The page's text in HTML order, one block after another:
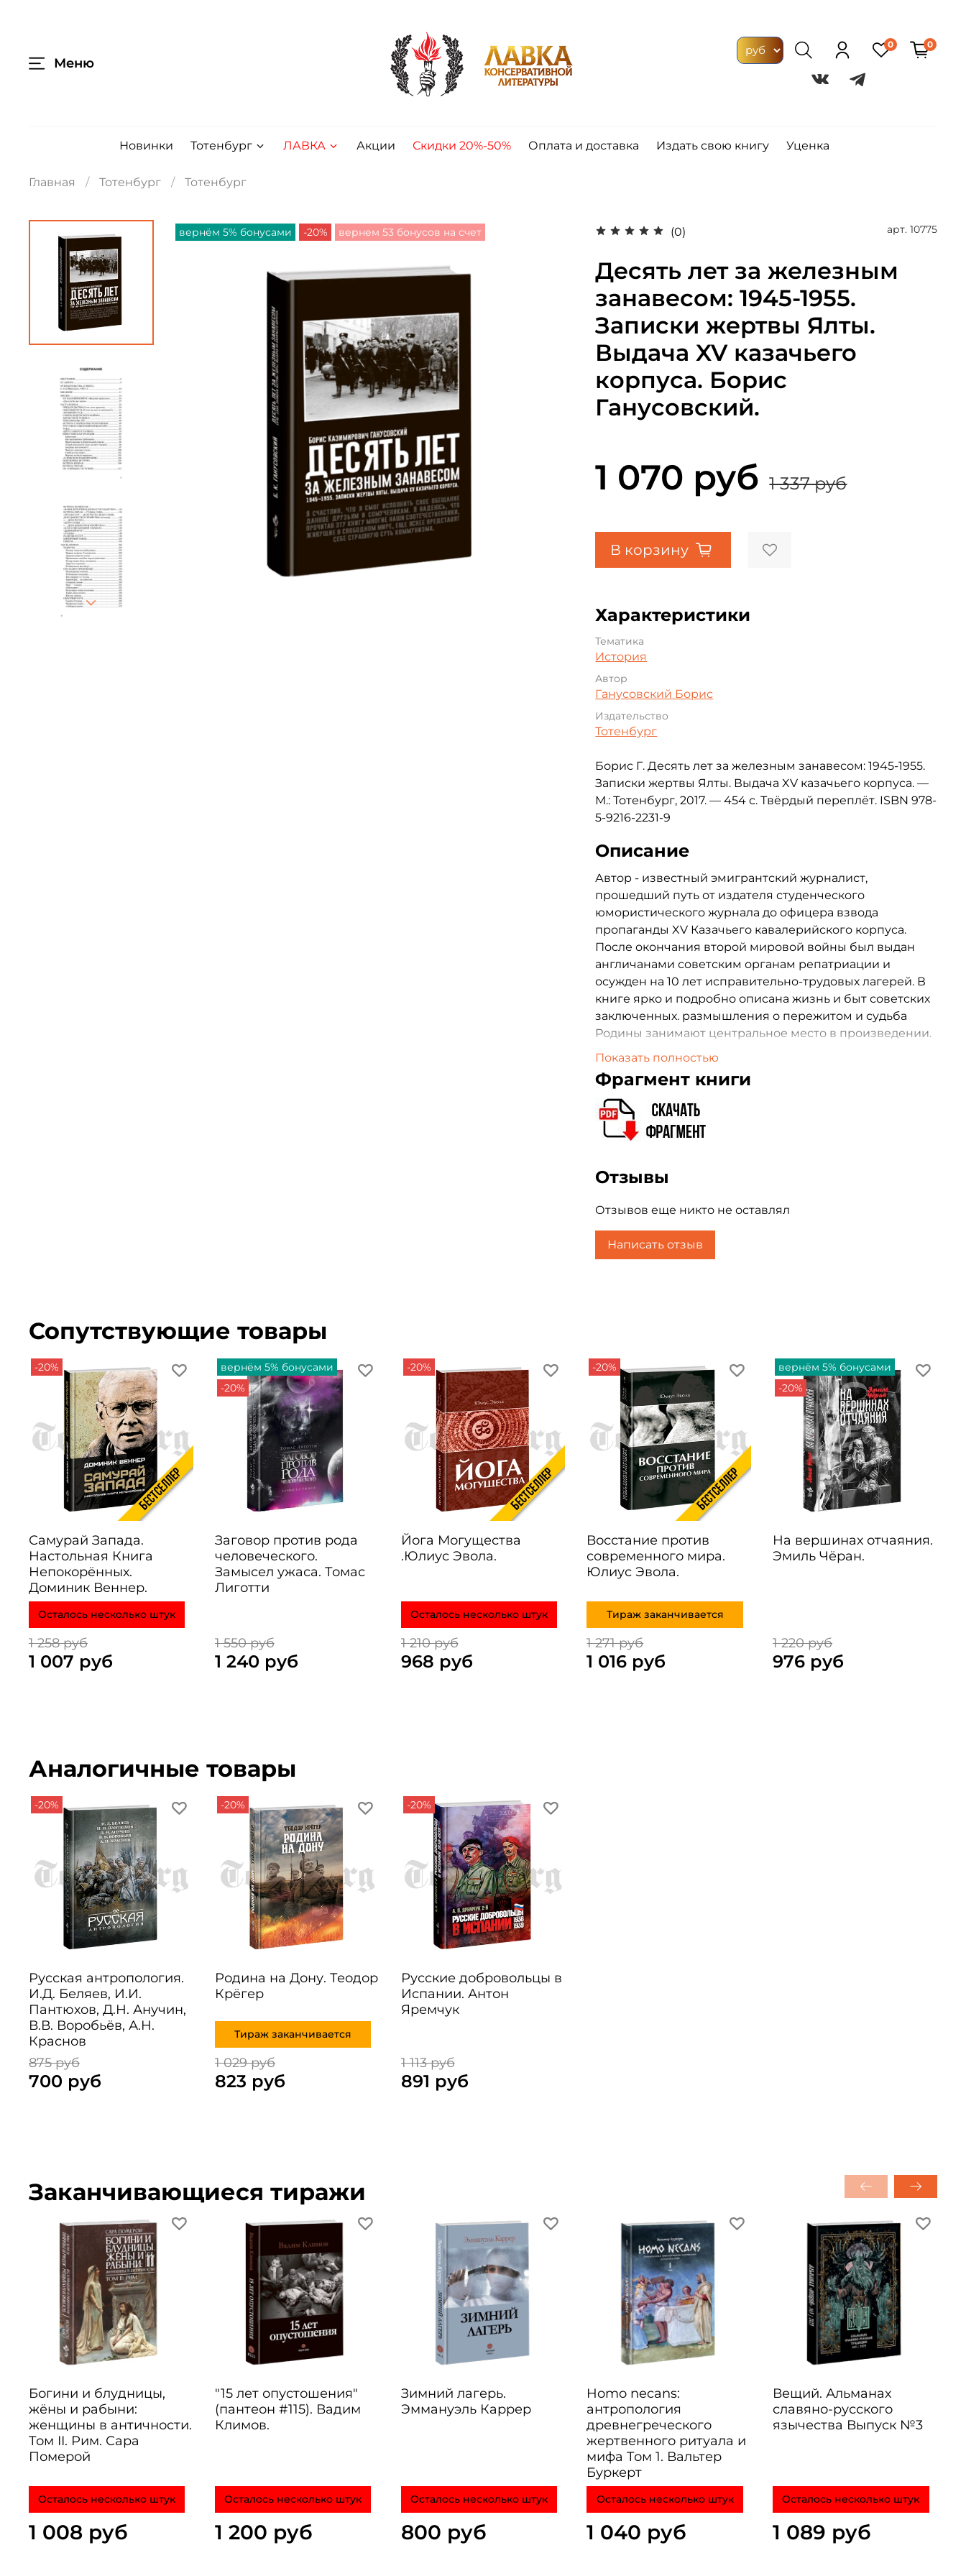
Меню
0 0
Новинки Тотенбург ЛАВКА Акции Скидки 20%-50% Оплата и доставка Издать свою книгу Уценка
Главная Тотенбург Тотенбург
вернём 5% бонусами -20% вернем 53 бонусов на счет (0) арт. 10775
Десять лет за железным
занавесом: 1945-1955.
Записки жертвы Ялты.
Выдача XV казачьего
корпуса. Борис
Ганусовский.
1 070 руб 1 337 руб
В корзину
Характеристики
Тематика
История
Автор
Ганусовский Борис
Издательство
Тотенбург
Борис Г. Десять лет за железным занавесом: 1945-1955.
Записки жертвы Ялты. Выдача XV казачьего корпуса. —
М.: Тотенбург, 2017. — 454 с. Твёрдый переплёт. ISBN 978-
5-9216-2231-9
Описание
Автор - известный эмигрантский журналист,
прошедший путь от издателя студенческого
юмористического журнала до офицера взвода
пропаганды XV Казачьего кавалерийского корпуса.
После окончания второй мировой войны был выдан
англичанами советским органам репатриации и
осужден на 10 лет исправительно-трудовых лагерей. В
книге ярко и подробно описана жизнь и быт советских
заключенных. размышления о пережитом и судьба
Родины занимают центральное место в произведении.
Показать полностью
Фрагмент книги
Отзывы
Отзывов еще никто не оставлял
Написать отзыв
Сопутствующие товары
-20%
Самурай Запада.
Настольная Книга
Непокорённых.
Доминик Веннер.
Осталось несколько штук
1 258 руб
1 007 руб
вернём 5% бонусами
-20%
Заговор против рода
человеческого.
Замысел ужаса. Томас
Лиготти
1 550 руб
1 240 руб
-20%
Йога Могущества
.Юлиус Эвола.
Осталось несколько штук
1 210 руб
968 руб
-20%
Восстание против
современного мира.
Юлиус Эвола.
Тираж заканчивается
1 271 руб
1 016 руб
вернём 5% бонусами
-20%
На вершинах отчаяния.
Эмиль Чёран.
1 220 руб
976 руб
Аналогичные товары
-20%
Русская антропология.
И.Д. Беляев, И.И.
Пантюхов, Д.Н. Анучин,
В.В. Воробьёв, А.Н.
Краснов
875 руб
700 руб
-20%
Родина на Дону. Теодор
Крёгер
Тираж заканчивается
1 029 руб
823 руб
-20%
Русские добровольцы в
Испании. Антон
Яремчук
1 113 руб
891 руб
Заканчивающиеся тиражи
Богини и блудницы,
жёны и рабыни:
женщины в античности.
Том II. Рим. Сара
Померой
Осталось несколько штук
1 008 руб
"15 лет опустошения"
(пантеон #115). Вадим
Климов.
Осталось несколько штук
1 200 руб
Зимний лагерь.
Эммануэль Каррер
Осталось несколько штук
800 руб
Homo necans:
антропология
древнегреческого
жертвенного ритуала и
мифа Том 1. Вальтер
Буркерт
Осталось несколько штук
1 040 руб
Вещий. Альманах
славяно-русского
язычества Выпуск №3
Осталось несколько штук
1 089 руб